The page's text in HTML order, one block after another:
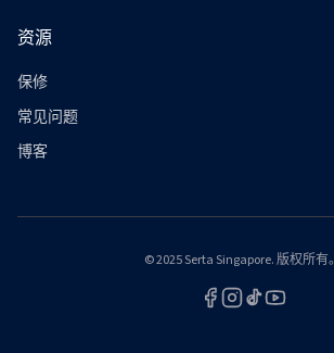
资源
保修
常见问题
博客
© 2025 Serta Singapore. 版权所有。
脸书Instagram
TikTokYouTube